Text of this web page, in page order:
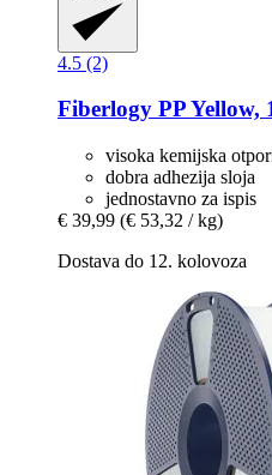
4.5 (2)
Fiberlogy PP Yellow,
visoka kemijska
dobra adhezija sloja
jednostavno za ispis
€ 39,99 (€ 53,32 / kg)
Dostava do 12. kolovoza